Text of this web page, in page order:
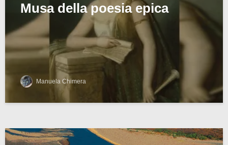
Musa della poesia epica
Manuela Chimera